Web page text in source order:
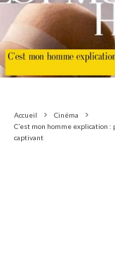
Accueil
Cinéma
C’est mon homme explication
captivant